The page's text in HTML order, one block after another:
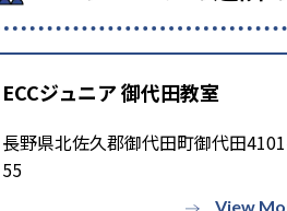
ECCジュニア 御代田教室
長野県北佐久郡御代田町御代田
55